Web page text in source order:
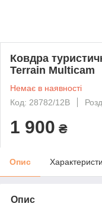
Ковдра
Terrain Multicam
Немає в наявності
Код: 28782/12B
1 900 ₴
Опис
Опис